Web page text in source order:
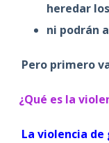
heredar
ni podrán
Pero primero
¿Qué es la
La violencia